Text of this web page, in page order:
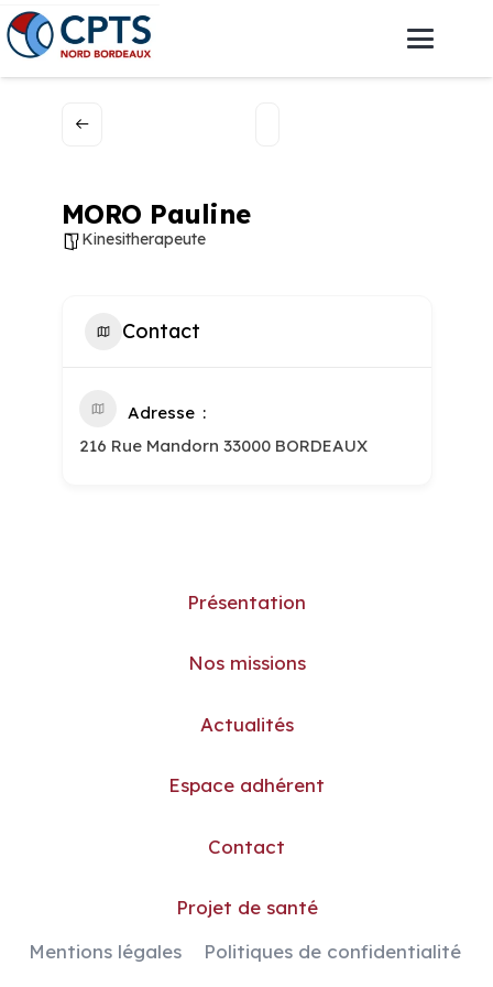
MORO Pauline
Kinesitherapeute
Contact
Adresse
216 Rue Mandorn 33000 BORDEAUX
Présentation
Nos missions
Actualités
Espace adhérent
Contact
Projet de santé
Mentions légales
Politiques de confidentialité